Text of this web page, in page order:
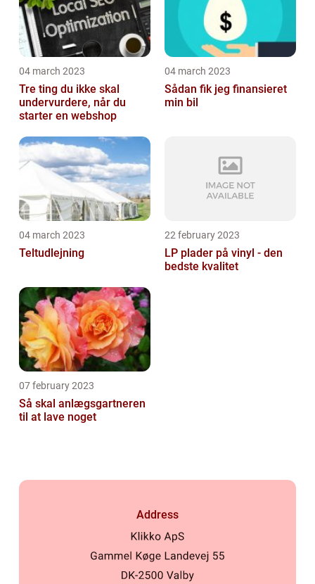
04 march 2023
Tre ting du ikke skal
undervurdere, når du
starter en webshop
04 march 2023
Sådan fik jeg finansieret
min bil
04 march 2023
Teltudlejning
22 february 2023
LP plader på vinyl - den
bedste kvalitet
07 february 2023
Så skal anlægsgartneren
til at lave noget
Address